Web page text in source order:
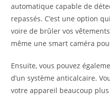
automatique capable de
repassés. C’est une option
voire de brûler vos
même une smart caméra
Ensuite, vous pouvez
d’un système anticalcaire.
votre appareil beaucoup